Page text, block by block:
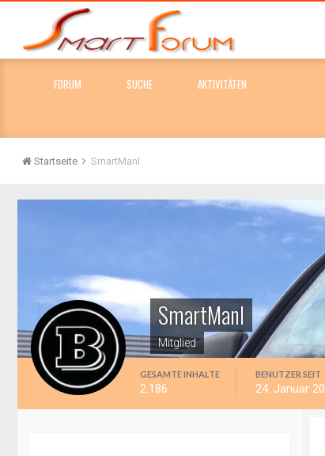
FORUM SUCHE AKTIVITÄTEN
Startseite SmartManI
SmartManI
Mitglied
GESAMTE INHALTE
2.186
BENUTZER SEIT
24. Januar